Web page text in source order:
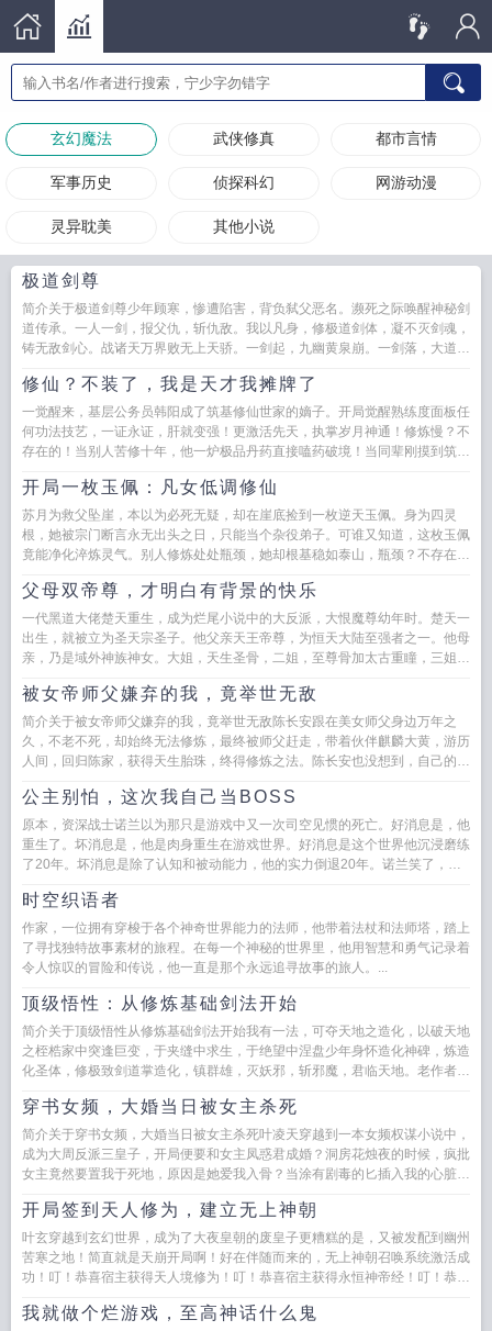
玄幻魔法 武侠修真 都市言情
军事历史 侦探科幻 网游动漫
灵异耽美 其他小说
极道剑尊
简介关于极道剑尊少年顾寒，惨遭陷害，背负弑父恶名。濒死之际唤醒神秘剑
道传承。一人一剑，报父仇，斩仇敌。我以凡身，修极道剑体，凝不灭剑魂，
铸无敌剑心。战诸天万界败无上天骄。一剑起，九幽黄泉崩。一剑落，大道轮
修仙？不装了，我是天才我摊牌了
一觉醒来，基层公务员韩阳成了筑基修仙世家的嫡子。开局觉醒熟练度面板任
何功法技艺，一证永证，肝就变强！更激活先天，执掌岁月神通！修炼慢？不
存在的！当别人苦修十年，他一炉极品丹药直接嗑药破境！当同辈刚摸到筑基
开局一枚玉佩：凡女低调修仙
苏月为救父坠崖，本以为必死无疑，却在崖底捡到一枚逆天玉佩。身为四灵
根，她被宗门断言永无出头之日，只能当个杂役弟子。可谁又知道，这枚玉佩
竟能净化淬炼灵气。别人修炼处处瓶颈，她却根基稳如泰山，瓶颈？不存在
父母双帝尊，才明白有背景的快乐
一代黑道大佬楚天重生，成为烂尾小说中的大反派，大恨魔尊幼年时。楚天一
出生，就被立为圣天宗圣子。他父亲天王帝尊，为恒天大陆至强者之一。他母
亲，乃是域外神族神女。大姐，天生圣骨，二姐，至尊骨加太古重瞳，三姐…
被女帝师父嫌弃的我，竟举世无敌
简介关于被女帝师父嫌弃的我，竟举世无敌陈长安跟在美女师父身边万年之
久，不老不死，却始终无法修炼，最终被师父赶走，带着伙伴麒麟大黄，游历
人间，回归陈家，获得天生胎珠，终得修炼之法。陈长安也没想到，自己的修
公主别怕，这次我自己当BOSS
原本，资深战士诺兰以为那只是游戏中又一次司空见惯的死亡。好消息是，他
重生了。坏消息是，他是肉身重生在游戏世界。好消息是这个世界他沉浸磨练
了20年。坏消息是除了认知和被动能力，他的实力倒退20年。诺兰笑了，等
时空织语者
作家，一位拥有穿梭于各个神奇世界能力的法师，他带着法杖和法师塔，踏上
了寻找独特故事素材的旅程。在每一个神秘的世界里，他用智慧和勇气记录着
令人惊叹的冒险和传说，他一直是那个永远追寻故事的旅人。...
顶级悟性：从修炼基础剑法开始
简介关于顶级悟性从修炼基础剑法开始我有一法，可夺天地之造化，以破天地
之桎梏家中突逢巨变，于夹缝中求生，于绝望中涅盘少年身怀造化神碑，炼造
化圣体，修极致剑道掌造化，镇群雄，灭妖邪，斩邪魔，君临天地。老作者开
穿书女频，大婚当日被女主杀死
简介关于穿书女频，大婚当日被女主杀死叶凌天穿越到一本女频权谋小说中，
成为大周反派三皇子，开局便要和女主凤惑君成婚？洞房花烛夜的时候，疯批
女主竟然要置我于死地，原因是她爱我入骨？当涂有剧毒的匕插入我的心脏之
开局签到天人修为，建立无上神朝
叶玄穿越到玄幻世界，成为了大夜皇朝的废皇子更糟糕的是，又被发配到幽州
苦寒之地！简直就是天崩开局啊！好在伴随而来的，无上神朝召唤系统激活成
功！叮！恭喜宿主获得天人境修为！叮！恭喜宿主获得永恒神帝经！叮！恭喜
我就做个烂游戏，至高神话什么鬼